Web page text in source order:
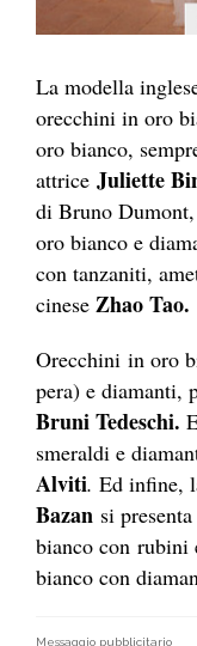
La modella
orecchini in oro
oro bianco,
attrice Juliette
di Bruno
oro bianco e
con tanzaniti,
cinese Zhao Tao.
Orecchini in oro
pera) e diamanti,
Bruni Tedeschi.
smeraldi e
Alviti. Ed infine,
Bazan si
bianco con rubini
bianco con
Messaggio pubblicitario